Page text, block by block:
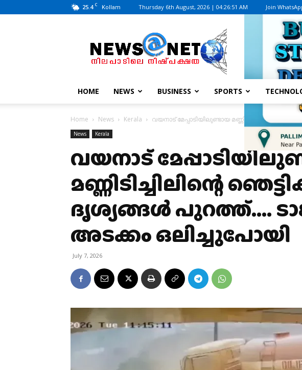
25.4 C Kollam Thursday 6th August, 2026 | 04:26:51 AM Join
News@Net
|
www.newsatnet.com
HOME NEWS BUSINESS SPORTS
Home News Kerala വയനാട് മേപ്പാടിയിലുണ്ടായ മണ്ണിടിച്ചിലിന്റെ
News Kerala
വയനാട്
മണ്ണിടിച്ചിലിന്റെ
ദൃശ്യങ്ങള്‍ പുറത്ത്….
അടക്കം ഒലിച്ചുപോയി
July 7, 2026